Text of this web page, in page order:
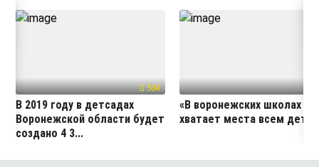
504
В 2019 году в детсадах
Воронежской области будет
создано 4 3...
«В воронежских школах
хватает места всем